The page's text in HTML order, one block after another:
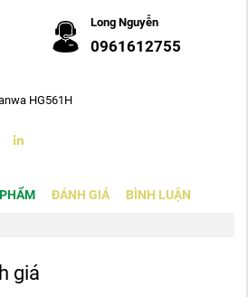
Long Nguyễn
0961612755
HG561H
ĐÁNH GIÁ BÌNH LUẬN
giá